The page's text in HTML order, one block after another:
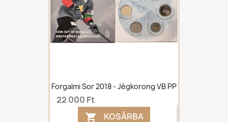
Forgalmi Sor 2018 - Jégkorong VB PP
22 000 Ft
 KOSÁRBA